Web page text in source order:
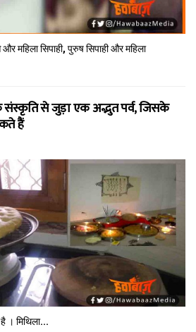
महिला सिपाही, पुरुष सिपाही और महिला
संस्कृति से जुड़ा एक अद्भुत पर्व, जिसके
हैं
। मिथि‍ला...